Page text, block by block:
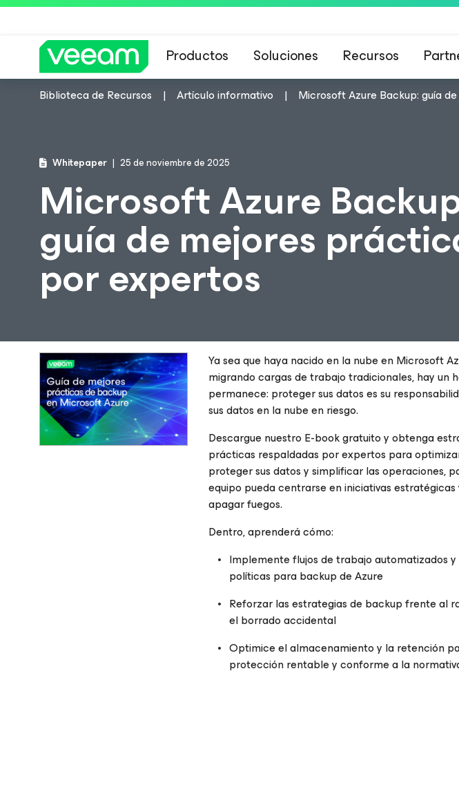
Productos Soluciones Recursos
Biblioteca de Recursos Artículo informativo Microsoft Azure Backup: guía
Whitepaper 25 de noviembre de 2025
Microsoft Azure
guía de mejores
por expertos
Ya sea que haya nacido en la nube en Microsoft
migrando cargas de trabajo tradicionales, hay un
permanece: proteger sus datos es su
sus datos en la nube en riesgo.
Descargue nuestro E-book gratuito y obtenga
prácticas respaldadas por expertos para
proteger sus datos y simplificar las operaciones,
equipo pueda centrarse en iniciativas estratégicas
apagar fuegos.
Dentro, aprenderá cómo:
Implemente flujos de trabajo automatizados
políticas para backup de Azure
Reforzar las estrategias de backup frente al
el borrado accidental
Optimice el almacenamiento y la retención
protección rentable y conforme a la